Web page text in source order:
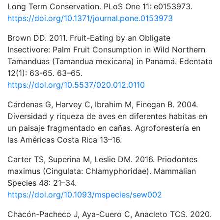
Long Term Conservation. PLoS One 11: e0153973.
https://doi.org/10.1371/journal.pone.0153973
Brown DD. 2011. Fruit-Eating by an Obligate
Insectivore: Palm Fruit Consumption in Wild Northern
Tamanduas (Tamandua mexicana) in Panamá. Edentata
12(1): 63-65. 63–65.
https://doi.org/10.5537/020.012.0110
Cárdenas G, Harvey C, Ibrahim M, Finegan B. 2004.
Diversidad y riqueza de aves en diferentes habitas en
un paisaje fragmentado en cañas. Agroforestería en
las Américas Costa Rica 13–16.
Carter TS, Superina M, Leslie DM. 2016. Priodontes
maximus (Cingulata: Chlamyphoridae). Mammalian
Species 48: 21–34.
https://doi.org/10.1093/mspecies/sew002
Chacón-Pacheco J, Aya-Cuero C, Anacleto TCS. 2020.